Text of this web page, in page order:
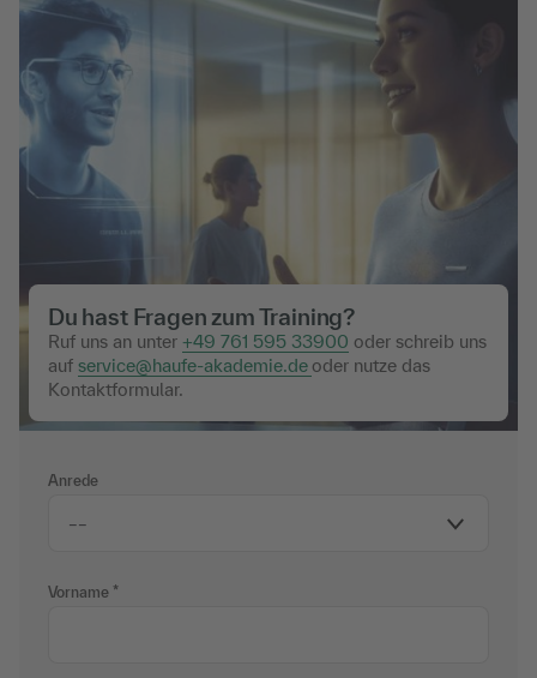
Anrede
Vorname
Du hast Fragen zum Training?
Ruf uns an unter +49 761 595 33900 oder schreib uns
auf service@haufe-akademie.de oder nutze das
Kontaktformular.